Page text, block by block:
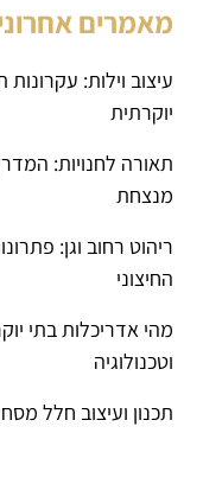
מאמרים
עיצוב וילות: עקרונות
יוקרתית
תאורה לחנויות:
מנצחת
ריהוט רחוב וגן:
החיצוני
מהי אדריכלות בתי
וטכנולוגיה
תכנון ועיצוב חלל